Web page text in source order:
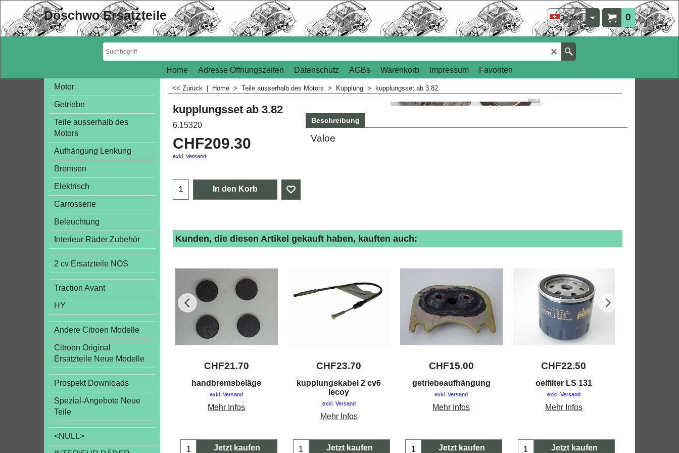
0
Deutsch
Döschwo Ersatzteile
Home Adresse Öffnungszeiten Datenschutz AGBs Warenkorb Impressum
Favoriten
Motor
Getriebe
Teile ausserhalb des
Motors
Aufhängung Lenkung
Bremsen
Elektrisch
Carrosserie
Beleuchtung
Interieur Räder Zubehör
2 cv Ersatzteile NOS
Traction Avant
HY
Andere Citroen Modelle
Citroen Original
Ersatzteile Neue Modelle
Prospekt Downloads
Spezial-Angebote Neue
Teile
<NULL>
<< Zurück Home > Teile ausserhalb des Motors > Kupplung > kupplungsset ab 3.82
kupplungsset ab 3.82
6.15320
CHF209.30
exkl. Versand
In den Korb
Beschreibung
Valoe
Kunden, die diesen Artikel gekauft haben, kauften auch:
CHF21.70
handbremsbeläge
exkl. Versand
Mehr Infos
Jetzt kaufen
CHF23.70
kupplungskabel 2 cv6
lecoy
exkl. Versand
Mehr Infos
Jetzt kaufen
CHF15.00
getriebeaufhängung
exkl. Versand
Mehr Infos
Jetzt kaufen
CHF22.50
oelfilter LS 131
exkl. Versand
Mehr Infos
Jetzt kaufen